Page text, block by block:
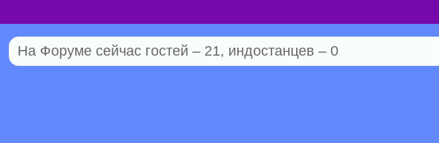
На Форуме сейчас гостей – 21, индостанцев – 0